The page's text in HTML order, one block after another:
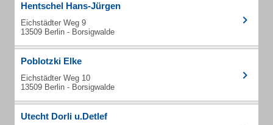
Hentschel Hans-Jürgen
Eichstädter Weg 9
13509 Berlin - Borsigwalde
Poblotzki Elke
Eichstädter Weg 10
13509 Berlin - Borsigwalde
Utecht Dorli u.Detlef